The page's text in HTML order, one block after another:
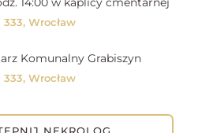
Wrocław
Komunalny Grabiszyn
Wrocław